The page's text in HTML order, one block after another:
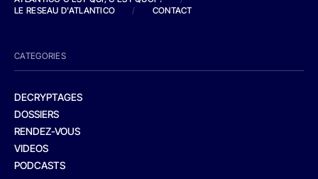
LE RESEAU D'ATLANTICO
/ CONTACT
CATEGORIES
DECRYPTAGES
DOSSIERS
RENDEZ-VOUS
VIDEOS
PODCASTS